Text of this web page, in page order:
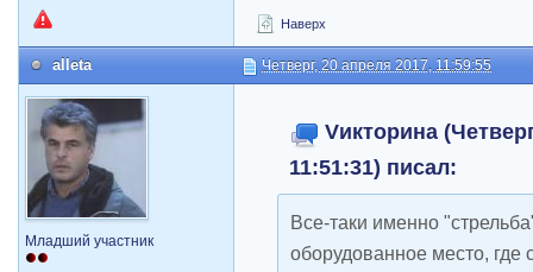
Наверх
alleta Четверг, 20 апреля 2017, 11:59:55
Младший участник
Vикторина
11:51:31) писал:
Все-таки именно
оборудованное место, где